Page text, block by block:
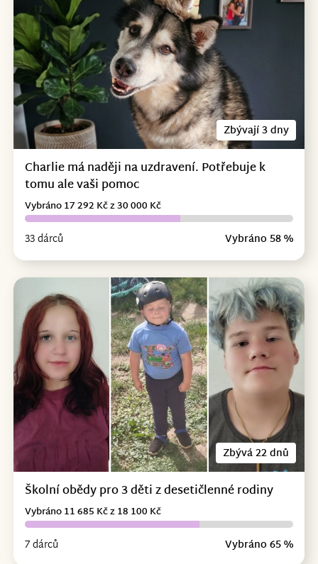
Zbývají 3 dny
Charlie má naději na uzdravení. Potřebuje k
tomu ale vaši pomoc
33 dárců Vybráno 58 %
Vybráno 17 292 Kč z 30 000 Kč
Zbývá 22 dnů
Školní obědy pro 3 děti z desetičlenné rodiny
7 dárců Vybráno 65 %
Vybráno 11 685 Kč z 18 100 Kč